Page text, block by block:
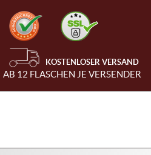
KOSTENLOSER VERSAND
AB 12 FLASCHEN JE VERSENDER